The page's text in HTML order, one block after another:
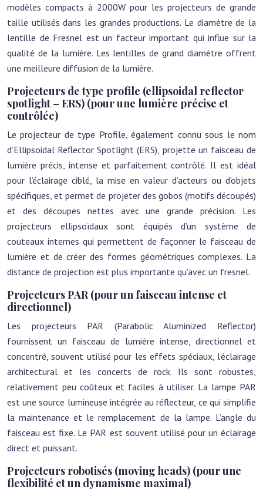
modèles compacts à 2000W pour les projecteurs de grande
taille utilisés dans les grandes productions. Le diamètre de la
lentille de Fresnel est un facteur important qui influe sur la
qualité de la lumière. Les lentilles de grand diamètre offrent
une meilleure diffusion de la lumière.
Projecteurs de type profile (ellipsoidal reflector
spotlight – ERS) (pour une lumière précise et
contrôlée)
Le projecteur de type Profile, également connu sous le nom
d’Ellipsoidal Reflector Spotlight (ERS), projette un faisceau de
lumière précis, intense et parfaitement contrôlé. Il est idéal
pour l’éclairage ciblé, la mise en valeur d’acteurs ou d’objets
spécifiques, et permet de projeter des gobos (motifs découpés)
et des découpes nettes avec une grande précision. Les
projecteurs ellipsoïdaux sont équipés d’un système de
couteaux internes qui permettent de façonner le faisceau de
lumière et de créer des formes géométriques complexes. La
distance de projection est plus importante qu’avec un fresnel.
Projecteurs PAR (pour un faisceau intense et
directionnel)
Les projecteurs PAR (Parabolic Aluminized Reflector)
fournissent un faisceau de lumière intense, directionnel et
concentré, souvent utilisé pour les effets spéciaux, l’éclairage
architectural et les concerts de rock. Ils sont robustes,
relativement peu coûteux et faciles à utiliser. La lampe PAR
est une source lumineuse intégrée au réflecteur, ce qui simplifie
la maintenance et le remplacement de la lampe. L’angle du
faisceau est fixe. Le PAR est souvent utilisé pour un éclairage
direct et puissant.
Projecteurs robotisés (moving heads) (pour une
flexibilité et un dynamisme maximal)